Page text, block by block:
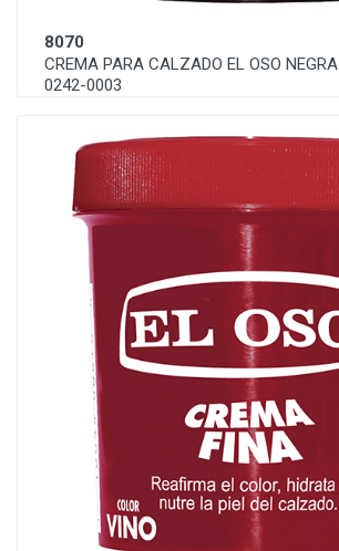
8070
CREMA PARA CALZADO EL OSO
0242-0003